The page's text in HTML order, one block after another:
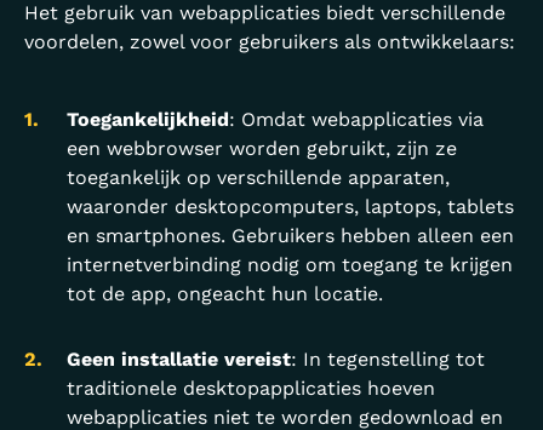
Het gebruik van webapplicaties biedt verschillende
voordelen, zowel voor gebruikers als ontwikkelaars:
Toegankelijkheid: Omdat webapplicaties via
een webbrowser worden gebruikt, zijn ze
toegankelijk op verschillende apparaten,
waaronder desktopcomputers, laptops, tablets
en smartphones. Gebruikers hebben alleen een
internetverbinding nodig om toegang te krijgen
tot de app, ongeacht hun locatie.
Geen installatie vereist: In tegenstelling tot
traditionele desktopapplicaties hoeven
webapplicaties niet te worden gedownload en